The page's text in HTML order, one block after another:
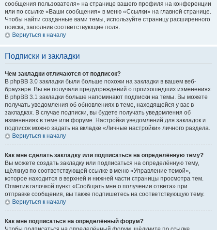
сообщения пользователя» на странице вашего профиля на конференции
или по ссылке «Ваши сообщения» в меню «Ссылки» на главной странице.
Чтобы найти созданные вами темы, используйте страницу расширенного
поиска, заполнив соответствующие поля.
Вернуться к началу
Подписки и закладки
Чем закладки отличаются от подписок?
В phpBB 3.0 закладки были больше похожи на закладки в вашем веб-
браузере. Вы не получали предупреждений о произошедших изменениях.
В phpBB 3.1 закладки больше напоминают подписки на темы. Вы можете
получать уведомления об обновлениях в теме, находящейся у вас в
закладках. В случае подписки, вы будете получать уведомления об
изменениях в теме или форуме. Настройки уведомлений для закладок и
подписок можно задать на вкладке «Личные настройки» личного раздела.
Вернуться к началу
Как мне сделать закладку или подписаться на определённую тему?
Вы можете создать закладку или подписаться на определённую тему,
щёлкнув по соответствующей ссылке в меню «Управление темой»,
которое находится в верхней и нижней части страницы просмотра тем.
Отметив галочкой пункт «Сообщать мне о получении ответа» при
отправке сообщения, вы также подпишетесь на соответствующую тему.
Вернуться к началу
Как мне подписаться на определённый форум?